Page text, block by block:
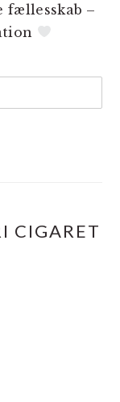
fællesskab –
CIGARET